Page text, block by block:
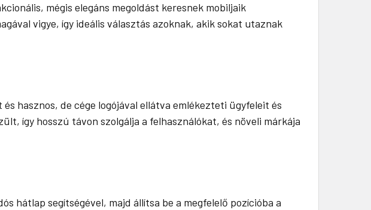
mégis elegáns megoldást keresnek mobiljaik
vigye, így ideális választás azoknak, akik sokat utaznak
hasznos, de cége logójával ellátva emlékezteti ügyfeleit és
így hosszú távon szolgálja a felhasználókat, és növeli márkája
hátlap segítségével, majd állítsa be a megfelelő pozícióba a